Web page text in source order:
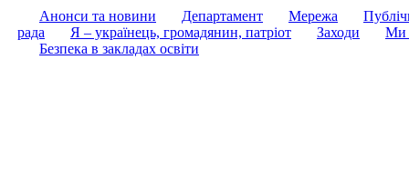
Анонси та новини Департамент Мережа
рада
Я – українець, громадянин, патріот Заходи
Ми
Безпека в закладах освіти